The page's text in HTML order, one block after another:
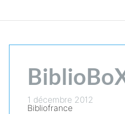
1 décembre 2012
Bibliofrance